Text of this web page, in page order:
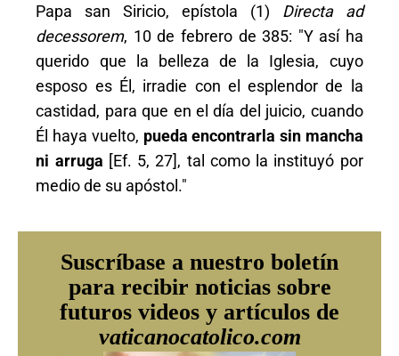
Papa san Siricio, epístola (1) Directa ad
decessorem, 10 de febrero de 385: "Y así ha
querido que la belleza de la Iglesia, cuyo
esposo es Él, irradie con el esplendor de la
castidad, para que en el día del juicio, cuando
Él haya vuelto, pueda encontrarla sin mancha
ni arruga [Ef. 5, 27], tal como la instituyó por
medio de su apóstol."
Suscríbase a nuestro boletín
para recibir noticias sobre
futuros videos y artículos de
vaticanocatolico.com